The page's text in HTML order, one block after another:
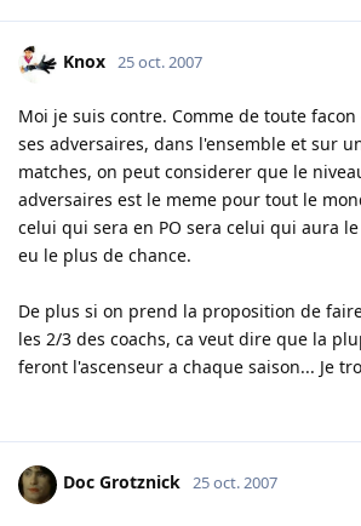
Knox 25 oct. 2007
Moi je suis contre. Comme de toute
ses adversaires, dans l'ensemble et sur
matches, on peut considerer que le
adversaires est le meme pour tout le
celui qui sera en PO sera celui qui aura
eu le plus de chance.
De plus si on prend la proposition de
les 2/3 des coachs, ca veut dire que la
feront l'ascenseur a chaque saison... Je
Doc Grotznick 25 oct. 2007